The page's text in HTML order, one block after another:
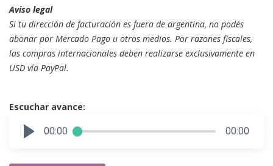
Aviso legal
Si tu dirección de facturación es fuera de argentina, no podés
abonar por Mercado Pago u otros medios. Por razones fiscales,
las compras internacionales deben realizarse exclusivamente en
USD vía PayPal.
Escuchar avance:
00:00 00:00